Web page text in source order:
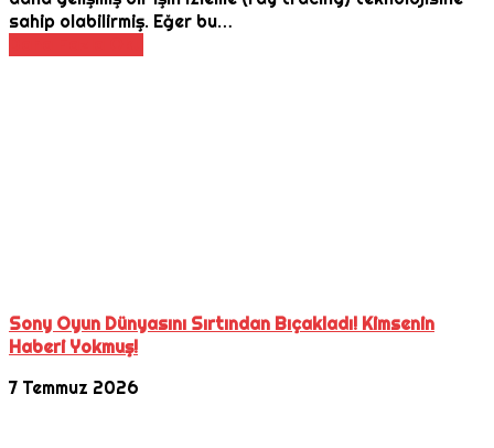
sahip olabilirmiş. Eğer bu…
Sony Oyun Dünyasını Sırtından Bıçakladı! Kimsenin
Haberi Yokmuş!
7 Temmuz 2026